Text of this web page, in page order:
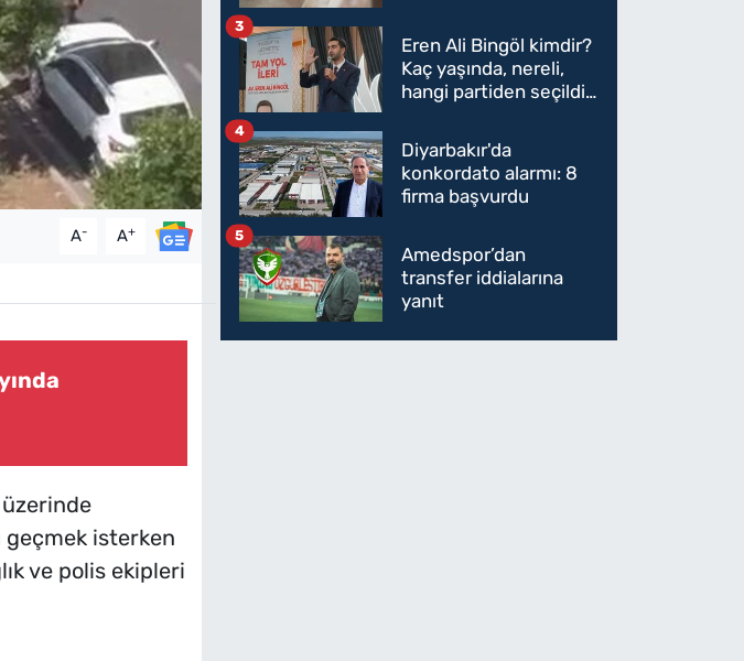
A- A+
geçmek isterken
ve polis ekipleri
oldu
Eren Ali Bingöl kimdir?
Kaç yaşında, nereli,
hangi partiden seçildi?
Parti'ye mi geçecek?
3
Diyarbakır'da
konkordato alarmı: 8
firma başvurdu
4
Amedspor’dan
transfer iddialarına
yanıt
5